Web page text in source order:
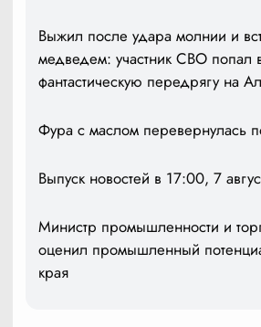
Выжил после удара молнии и
медведем: участник СВО попал
фантастическую передрягу на
Фура с маслом перевернулась
Выпуск новостей в 17:00, 7
Министр промышленности и
оценил промышленный
края